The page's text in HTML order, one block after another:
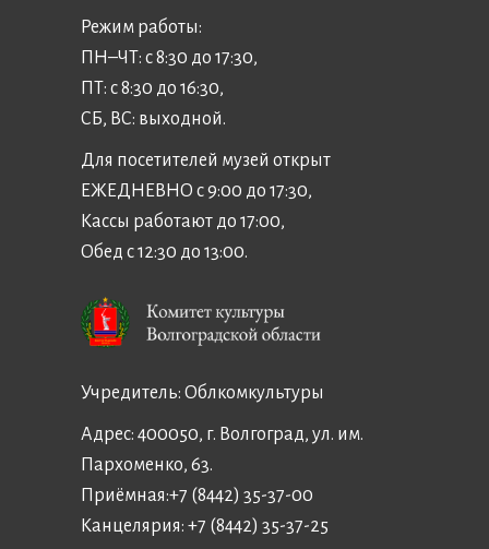
Режим работы:
ПН–ЧТ: с 8:30 до 17:30,
ПТ: с 8:30 до 16:30,
СБ, ВС: выходной.
Для посетителей музей открыт
ЕЖЕДНЕВНО с 9:00 до 17:30,
Кассы работают до 17:00,
Обед с 12:30 до 13:00.
Учредитель: Облкомкультуры
Адрес: 400050, г. Волгоград, ул. им.
Пархоменко, 63.
Приёмная:+7 (8442) 35-37-00
Канцелярия: +7 (8442) 35-37-25